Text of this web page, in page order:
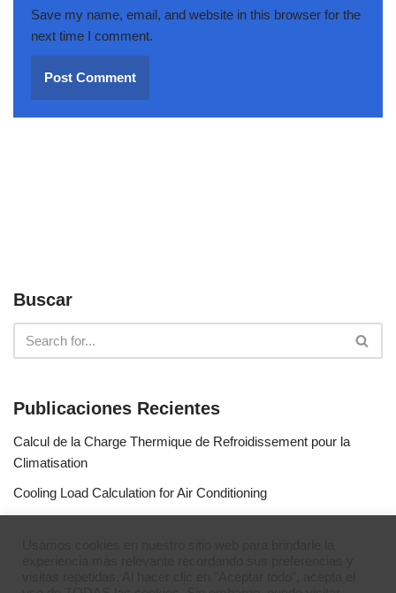
Save my name, email, and website in this browser for the
next time I comment.
Buscar
Publicaciones Recientes
Calcul de la Charge Thermique de Refroidissement pour la
Climatisation
Cooling Load Calculation for Air Conditioning